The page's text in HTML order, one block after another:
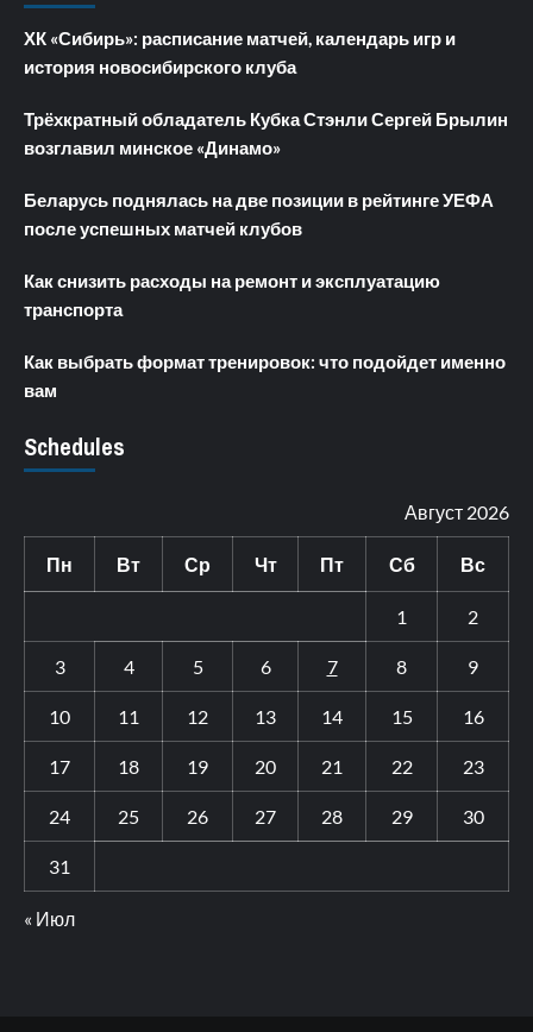
ХК «Сибирь»: расписание матчей, календарь игр и
история новосибирского клуба
Трёхкратный обладатель Кубка Стэнли Сергей Брылин
возглавил минское «Динамо»
Беларусь поднялась на две позиции в рейтинге УЕФА
после успешных матчей клубов
Как снизить расходы на ремонт и эксплуатацию
транспорта
Как выбрать формат тренировок: что подойдет именно
вам
Schedules
Август 2026
Пн Вт Ср Чт Пт Сб Вс
1 2
3 4 5 6 7 8 9
10 11 12 13 14 15 16
17 18 19 20 21 22 23
24 25 26 27 28 29 30
31
« Июл